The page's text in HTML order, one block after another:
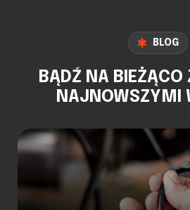
BLOG
BĄDŹ NA BIEŻĄCO
NAJNOWSZYMI